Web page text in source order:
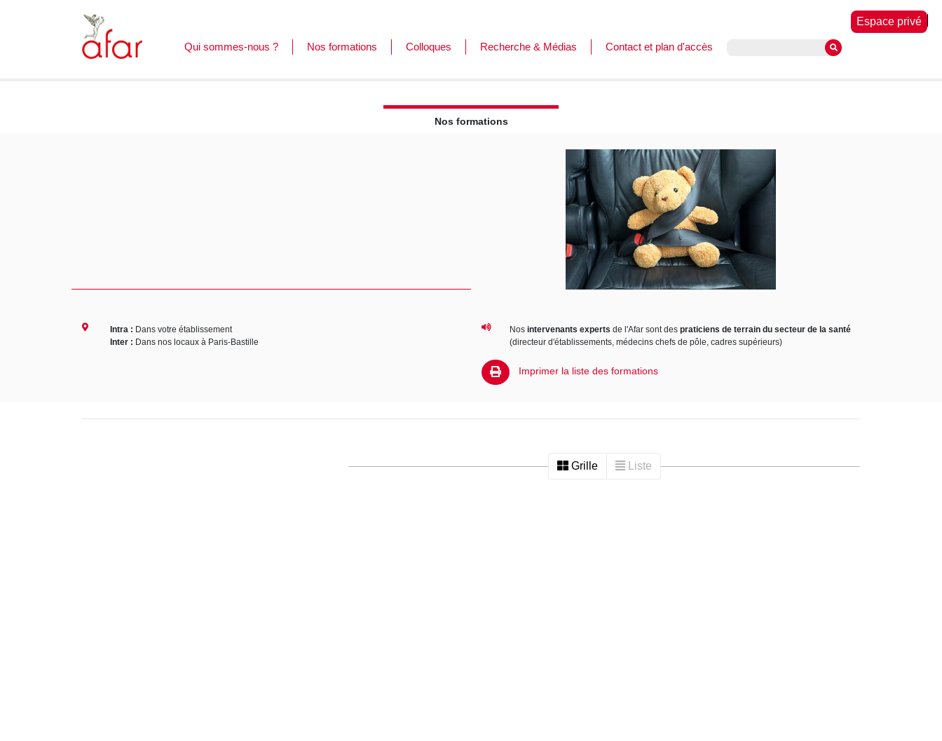
Qui sommes-nous ? Nos formations Colloques Recherche & Médias Contact et plan d'accès
Espace privé
Nos formations
Intra : Dans votre établissement
Inter : Dans nos locaux à Paris-Bastille
Nos intervenants experts de l'Afar sont des praticiens de terrain du secteur de la santé
(directeur d'établissements, médecins chefs de pôle, cadres supérieurs)
Imprimer la liste des formations
Grille Liste